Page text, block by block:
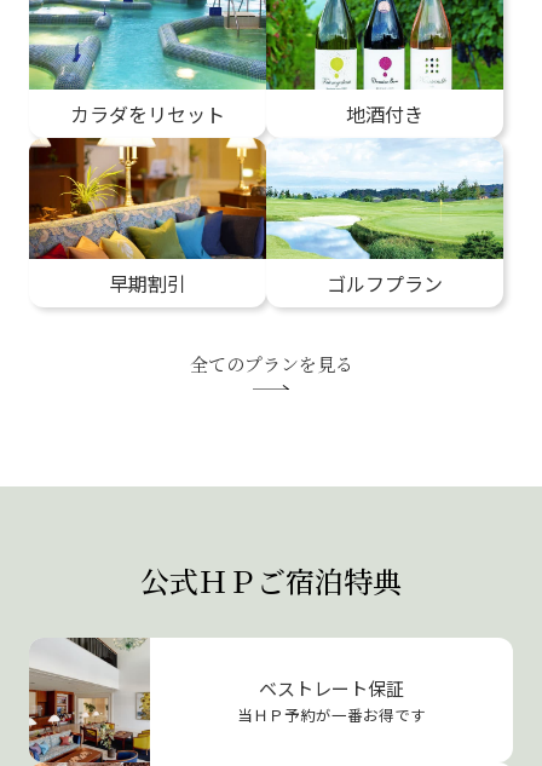
カラダをリセット 地酒付き
早期割引 ゴルフプラン
全てのプランを見る
公式ＨＰご宿泊特典
ベストレート保証
当ＨＰ予約が一番お得です